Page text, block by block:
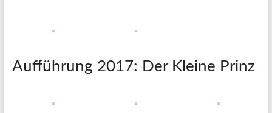
Aufführung 2017: Der Kleine Prinz